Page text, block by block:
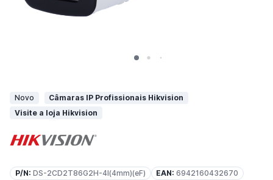
Novo
Câmaras IP Profissionais Hikvision
Visite a loja Hikvision
P/N: DS-2CD2T86G2H-4I(4mm)(eF) EAN: 6942160432670